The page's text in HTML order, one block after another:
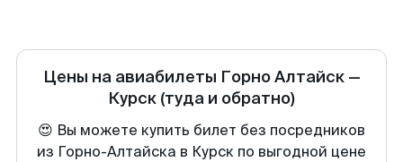
Цены на авиабилеты Горно Алтайск—
Курск (туда и обратно)
😍 Вы можете купить билет без посредников
из Горно-Алтайска в Курск по выгодной цене